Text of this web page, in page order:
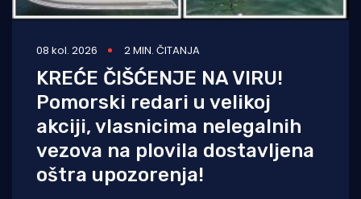
08 kol. 2026 2 MIN. ČITANJA
KREĆE ČIŠĆENJE NA VIRU!
Pomorski redari u velikoj
akciji, vlasnicima nelegalnih
vezova na plovila dostavljena
oštra upozorenja!